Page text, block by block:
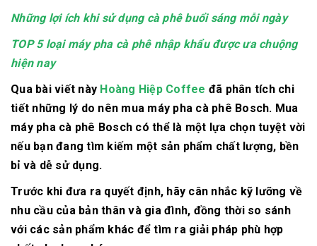
Những lợi ích khi sử dụng cà phê buổi sáng mỗi ngày
TOP 5 loại máy pha cà phê nhập khẩu được ưa chuộng
hiện nay
Qua bài viết này Hoàng Hiệp Coffee đã phân tích chi
tiết những lý do nên mua máy pha cà phê Bosch. Mua
máy pha cà phê Bosch có thể là một lựa chọn tuyệt vời
nếu bạn đang tìm kiếm một sản phẩm chất lượng, bền
bỉ và dễ sử dụng.
Trước khi đưa ra quyết định, hãy cân nhắc kỹ lưỡng về
nhu cầu của bản thân và gia đình, đồng thời so sánh
với các sản phẩm khác để tìm ra giải pháp phù hợp